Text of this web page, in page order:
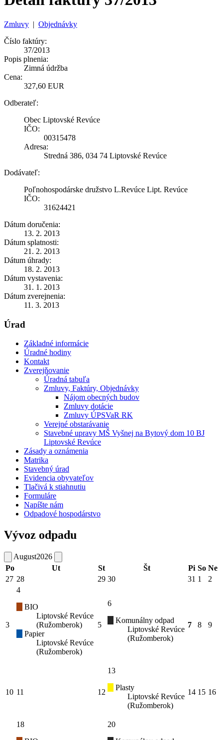
Zmluvy | Objednávky
Číslo faktúry:
37/2013
Popis plnenia:
Zimná údržba
Cena:
327,60 EUR
Odberateľ:
Obec Liptovské Revúce
IČO:
00315478
Adresa:
Stredná 386, 034 74 Liptovské Revúce
Dodávateľ:
Poľnohospodárske družstvo L.Revúce Lipt. Revúce
IČO:
31624421
Dátum doručenia:
13. 2. 2013
Dátum splatnosti:
21. 2. 2013
Dátum úhrady:
18. 2. 2013
Dátum vystavenia:
31. 1. 2013
Dátum zverejnenia:
11. 3. 2013
Úrad
Základné informácie
Úradné hodiny
Kontakt
Zverejňovanie
Úradná tabuľa
Zmluvy, Faktúry, Objednávky
Nájom obecných budov
Zmluvy dotácie
Zmluvy ÚPSVaR RK
Verejné obstarávanie
Stavebné upravy MŠ Vyšnej na Bytový dom 10 BJ
Liptovské Revúce
Zásady a oznámenia
Matrika
Stavebný úrad
Evidencia obyvateľov
Tlačivá k stiahnutiu
Formuláre
Napíšte nám
Odpadové hospodárstvo
Vývoz odpadu
August2026
Po
Ut St Št Pi So Ne
27 28 29 30 31 1 2
3
4
BIO
Liptovské Revúce
(Ružomberok)
Papier
Liptovské Revúce
(Ružomberok)
5
6
Komunálny odpad
Liptovské Revúce
(Ružomberok)
7 8 9
10 11 12
13
Plasty
Liptovské Revúce
(Ružomberok)
14 15 16
18
20